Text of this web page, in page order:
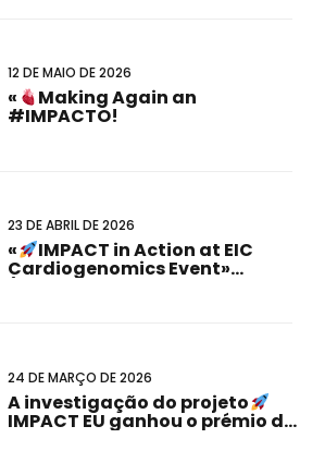
12 DE MAIO DE 2026
« Making Again an
#IMPACTO!
23 DE ABRIL DE 2026
« IMPACT in Action at EIC
Cardiogenomics Event»
24 DE MARÇO DE 2026
A investigação do projeto
IMPACT EU ganhou o prémio de